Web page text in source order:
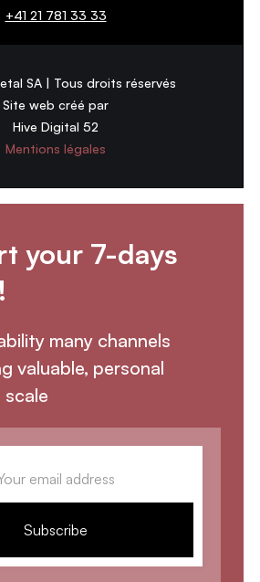
+41 21 781 33 33
SA | Tous droits réservés
Site web créé par
Hive Digital 52
Mentions légales
your 7-days
many channels
valuable, personal